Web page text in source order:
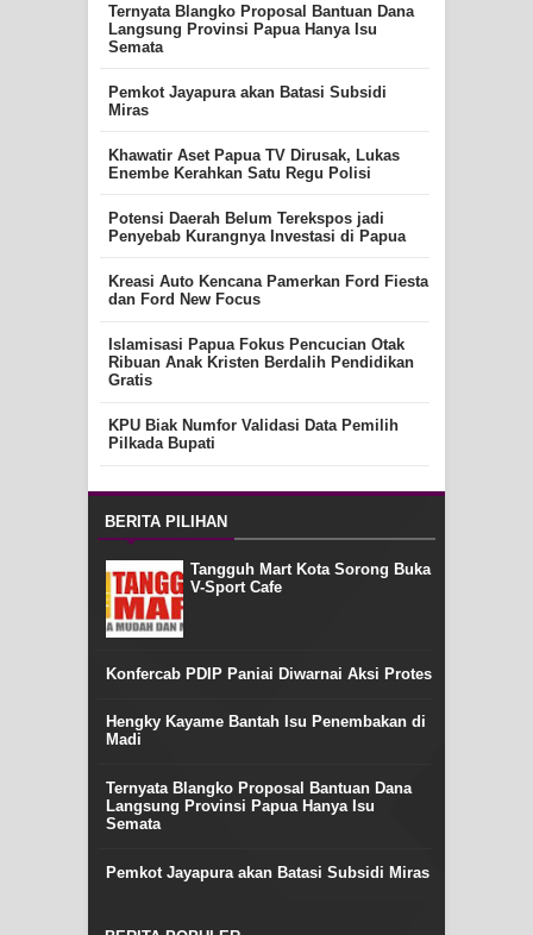
Ternyata Blangko Proposal Bantuan Dana
Langsung Provinsi Papua Hanya Isu
Semata
Pemkot Jayapura akan Batasi Subsidi
Miras
Khawatir Aset Papua TV Dirusak, Lukas
Enembe Kerahkan Satu Regu Polisi
Potensi Daerah Belum Terekspos jadi
Penyebab Kurangnya Investasi di Papua
Kreasi Auto Kencana Pamerkan Ford Fiesta
dan Ford New Focus
Islamisasi Papua Fokus Pencucian Otak
Ribuan Anak Kristen Berdalih Pendidikan
Gratis
KPU Biak Numfor Validasi Data Pemilih
Pilkada Bupati
BERITA PILIHAN
Tangguh Mart Kota Sorong Buka
V-Sport Cafe
Konfercab PDIP Paniai Diwarnai Aksi Protes
Hengky Kayame Bantah Isu Penembakan di
Madi
Ternyata Blangko Proposal Bantuan Dana
Langsung Provinsi Papua Hanya Isu
Semata
Pemkot Jayapura akan Batasi Subsidi Miras